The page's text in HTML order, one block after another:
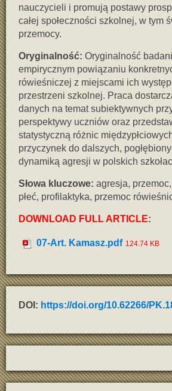
nauczycieli i promują postawy
całej społeczności szkolnej, w tym
przemocy.
Oryginalność: Oryginalność
empirycznym powiązaniu
rówieśniczej z miejscami ich
przestrzeni szkolnej. Praca
danych na temat subiektywnych
perspektywy uczniów oraz
statystyczną różnic
przyczynek do dalszych,
dynamiką agresji w polskich
Słowa kluczowe: agresja, przemoc,
płeć, profilaktyka, przemoc
DOWNLOAD FULL ARTICLE:
07-Art. Kamasz.pdf 124.74 KB
DOI: https://doi.org/10.62266/